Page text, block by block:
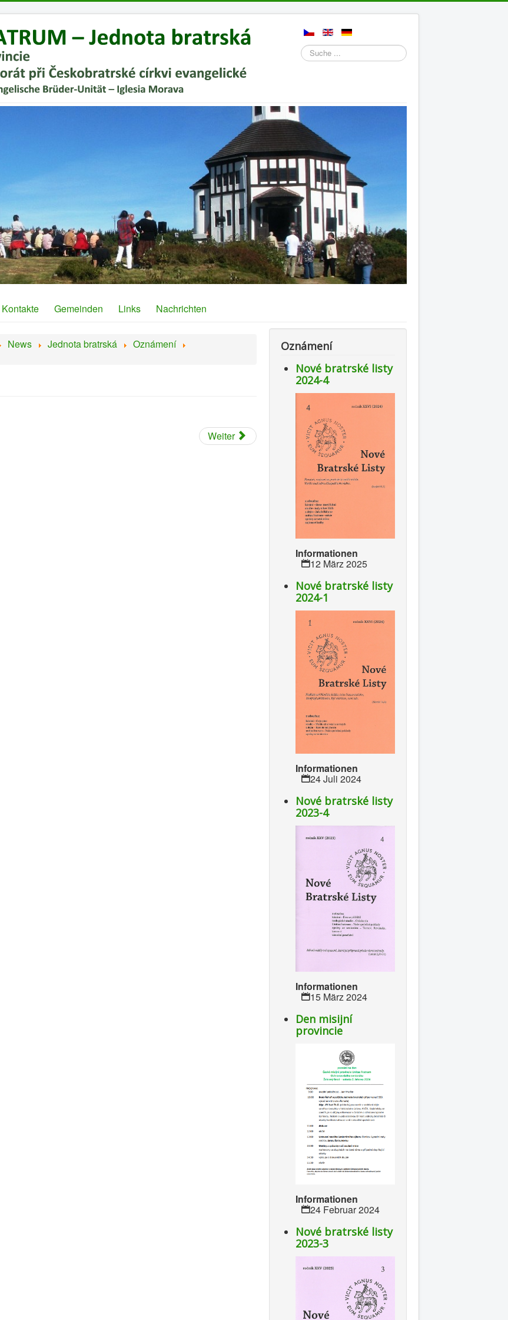
Suchen
Kontakte Gemeinden Links Nachrichten
News Jednota bratrská Oznámení
Weiter
Oznámení
Nové bratrské listy
2024-4
Informationen
12 März 2025
Nové bratrské listy
2024-1
Informationen
24 Juli 2024
Nové bratrské listy
2023-4
Informationen
15 März 2024
Den misijní
provincie
Informationen
24 Februar 2024
Nové bratrské listy
2023-3